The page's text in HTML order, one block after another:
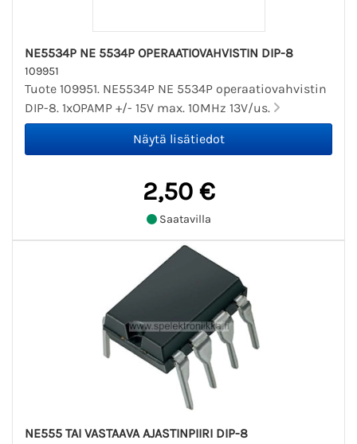
NE5534P NE 5534P OPERAATIOVAHVISTIN DIP-8
109951
Tuote 109951. NE5534P NE 5534P operaatiovahvistin
DIP-8. 1xOPAMP +/- 15V max. 10MHz 13V/us.
2,50 €
Saatavilla
NE555 TAI VASTAAVA AJASTINPIIRI DIP-8